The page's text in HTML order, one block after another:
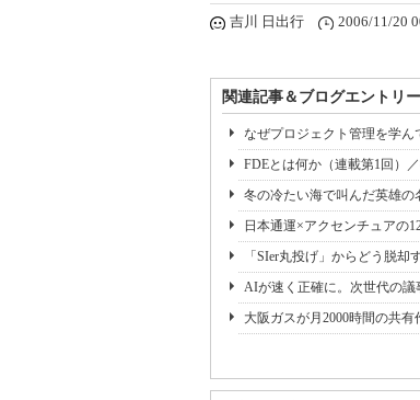
吉川 日出行 2006/11/20
関連記事＆ブログエントリー
なぜプロジェクト管理を学
FDEとは何か（連載第1回）
冬の冷たい海で叫んだ英雄の
日本通運×アクセンチュアの
「SIer丸投げ」からどう脱
AIが速く正確に。次世代の議
大阪ガスが月2000時間の共